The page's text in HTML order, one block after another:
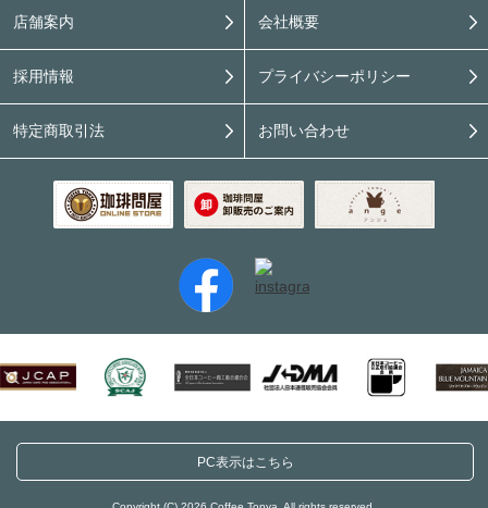
店舗案内 会社概要
採用情報 プライバシーポリシー
特定商取引法 お問い合わせ
PC表示はこちら